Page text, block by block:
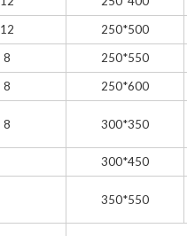
12 250*500
8 250*550
8 250*600
8 300*350
300*450
350*550